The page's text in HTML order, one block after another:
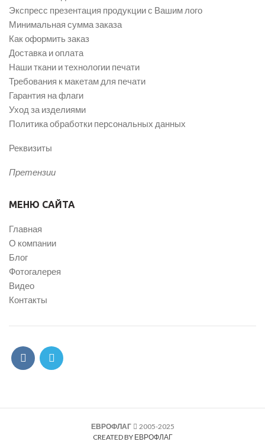
Экспресс презентация продукции с Вашим лого
Минимальная сумма заказа
Как оформить заказ
Доставка и оплата
Наши ткани и технологии печати
Требования к макетам для печати
Гарантия на флаги
Уход за изделиями
Политика обработки персональных данных
Реквизиты
Претензии
МЕНЮ САЙТА
Главная
О компании
Блог
Фотогалерея
Видео
Контакты
ЕВРОФЛАГ
2005-2025
CREATED BY ЕВРОФЛАГ